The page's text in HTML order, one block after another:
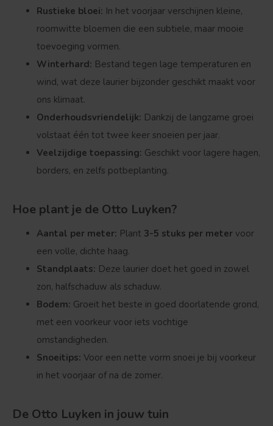
Rustieke bloei: In het voorjaar verschijnen kleine,
roomwitte bloemen die een subtiele, maar mooie
toevoeging vormen.
Winterhard: Bestand tegen lage temperaturen en
wind, wat deze laurier bijzonder geschikt maakt voor
ons klimaat.
Onderhoudsvriendelijk: Dankzij de langzame groei
volstaat één tot twee keer snoeien per jaar.
Veelzijdige toepassing: Geschikt voor lagere hagen,
borders, en zelfs potbeplanting.
Hoe plant je de Otto Luyken?
Aantal per meter: Plant 3-5 stuks per meter voor
een volle, dichte haag.
Standplaats: Deze laurier doet het goed in zowel
zon, halfschaduw als schaduw.
Bodem: Groeit het beste in goed doorlatende grond,
met een voorkeur voor iets vochtige
omstandigheden.
Snoeitips: Voor een nette vorm snoei je bij voorkeur
in het voorjaar of na de zomer.
De Otto Luyken in jouw tuin